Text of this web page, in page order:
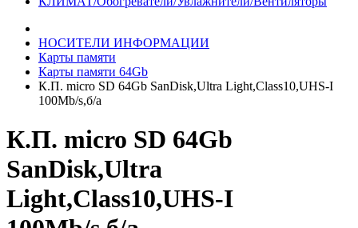
НОСИТЕЛИ ИНФОРМАЦИИ
Карты памяти
Карты памяти 64Gb
К.П. micro SD 64Gb SanDisk,Ultra Light,Class10,UHS-I
100Mb/s,б/а
К.П. micro SD 64Gb
SanDisk,Ultra
Light,Class10,UHS-I